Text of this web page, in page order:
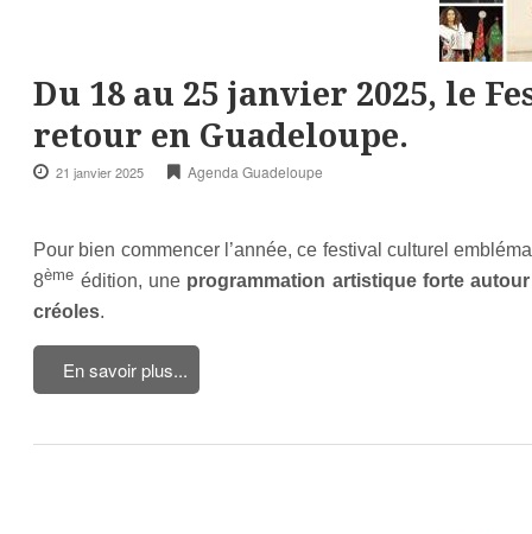
Du 18 au 25 janvier 2025, le
retour en Guadeloupe.
21 janvier 2025 Agenda Guadeloupe
Pour bien commencer l’année, ce festival culturel
8ème édition, une programmation artistique forte
créoles.
En savoir plus...